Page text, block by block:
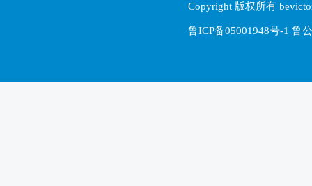
Copyright 版权所有
鲁ICP备05001948号-1 鲁